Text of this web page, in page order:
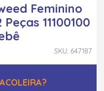
Feminino
11100100
SKU: 647187